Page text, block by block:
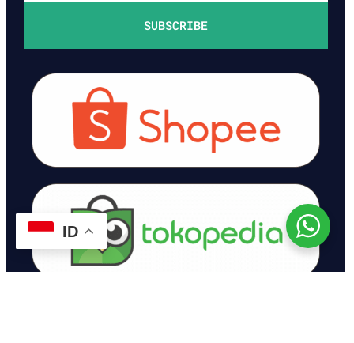
SUBSCRIBE
ID